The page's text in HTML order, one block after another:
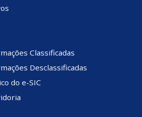
Classificadas
Desclassificadas
do e-SIC